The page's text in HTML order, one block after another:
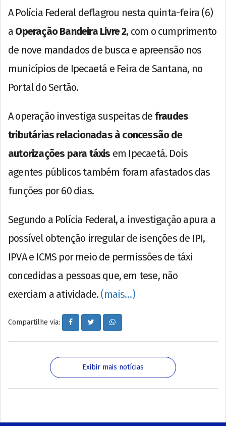
A Polícia Federal deflagrou nesta quinta-feira (6)
a Operação Bandeira Livre 2, com o cumprimento
de nove mandados de busca e apreensão nos
municípios de Ipecaetá e Feira de Santana, no
Portal do Sertão.
A operação investiga suspeitas de fraudes
tributárias relacionadas à concessão de
autorizações para táxis em Ipecaetá. Dois
agentes públicos também foram afastados das
funções por 60 dias.
Segundo a Polícia Federal, a investigação apura a
possível obtenção irregular de isenções de IPI,
IPVA e ICMS por meio de permissões de táxi
concedidas a pessoas que, em tese, não
exerciam a atividade. (mais…)
Compartilhe via:
Exibir mais notícias